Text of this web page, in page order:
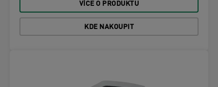
VÍCE O PRODUKTU
KDE NAKOUPIT